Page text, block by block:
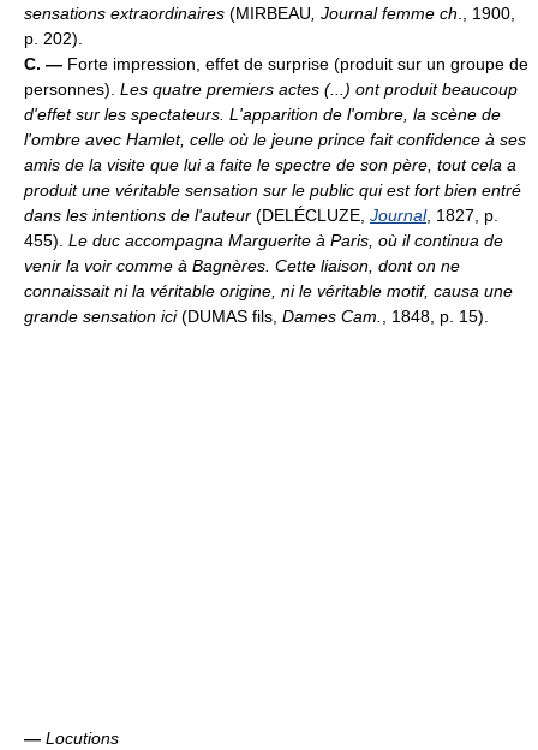
sensations extraordinaires (MIRBEAU, Journal femme ch., 1900,
p. 202).
C. — Forte impression, effet de surprise (produit sur un groupe de
personnes). Les quatre premiers actes (...) ont produit beaucoup
d'effet sur les spectateurs. L'apparition de l'ombre, la scène de
l'ombre avec Hamlet, celle où le jeune prince fait confidence à ses
amis de la visite que lui a faite le spectre de son père, tout cela a
produit une véritable sensation sur le public qui est fort bien entré
dans les intentions de l'auteur (DELÉCLUZE, Journal, 1827, p.
455). Le duc accompagna Marguerite à Paris, où il continua de
venir la voir comme à Bagnères. Cette liaison, dont on ne
connaissait ni la véritable origine, ni le véritable motif, causa une
grande sensation ici(DUMAS fils, Dames Cam., 1848, p. 15).
— Locutions